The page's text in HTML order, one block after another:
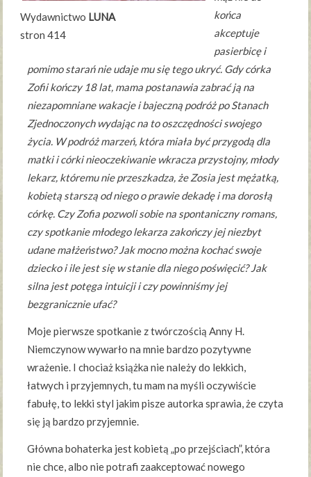
Wydawnictwo LUNA
stron 414
końca
akceptuje
pasierbicę i
pomimo starań nie udaje mu się tego ukryć. Gdy córka
Zofii kończy 18 lat, mama postanawia zabrać ją na
niezapomniane wakacje i bajeczną podróż po Stanach
Zjednoczonych wydając na to oszczędności swojego
życia. W podróż marzeń, która miała być przygodą dla
matki i córki nieoczekiwanie wkracza przystojny, młody
lekarz, któremu nie przeszkadza, że Zosia jest mężatką,
kobietą starszą od niego o prawie dekadę i ma dorosłą
córkę. Czy Zofia pozwoli sobie na spontaniczny romans,
czy spotkanie młodego lekarza zakończy jej niezbyt
udane małżeństwo? Jak mocno można kochać swoje
dziecko i ile jest się w stanie dla niego poświęcić? Jak
silna jest potęga intuicji i czy powinniśmy jej
bezgranicznie ufać?
Moje pierwsze spotkanie z twórczością Anny H.
Niemczynow wywarło na mnie bardzo pozytywne
wrażenie. I chociaż książka nie należy do lekkich,
łatwych i przyjemnych, tu mam na myśli oczywiście
fabułę, to lekki styl jakim pisze autorka sprawia, że czyta
się ją bardzo przyjemnie.
Główna bohaterka jest kobietą „po przejściach”, która
nie chce, albo nie potrafi zaakceptować nowego